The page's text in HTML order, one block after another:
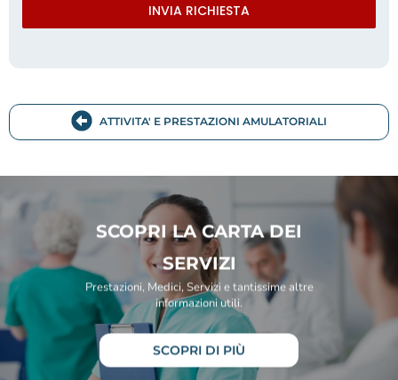
INVIA RICHIESTA
ATTIVITA' E PRESTAZIONI AMULATORIALI
SCOPRI LA CARTA DEI
SERVIZI
Prestazioni, Medici, Servizi e tantissime altre
informazioni utili.
SCOPRI DI PIÙ